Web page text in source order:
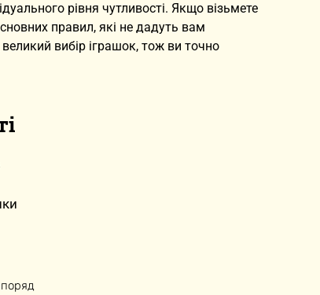
рівня чутливості. Якщо візьмете
правил, які не дадуть вам
великий вибір іграшок, тож ви точно